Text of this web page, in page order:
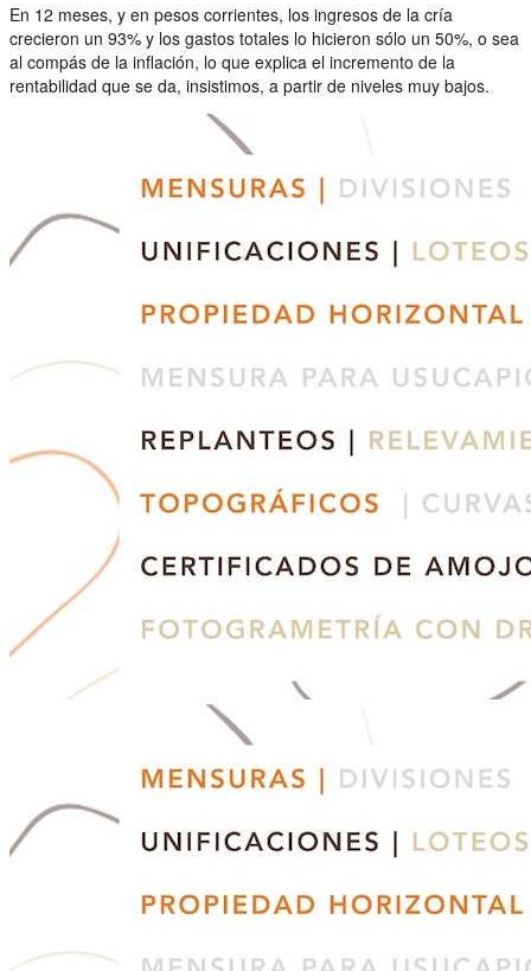
En 12 meses, y en pesos corrientes, los ingresos de la cría
crecieron un 93% y los gastos totales lo hicieron sólo un 50%, o sea
al compás de la inflación, lo que explica el incremento de la
rentabilidad que se da, insistimos, a partir de niveles muy bajos.